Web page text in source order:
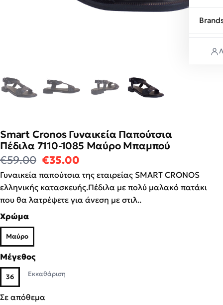
Smart Cronos Γυναικεία Παπούτσια
Πέδιλα 7110-1085 Μαύρο Μπαμπού
€59.00 Original price was: €59.00.
€35.00
Γυναικεία παπούτσια της εταιρείας SMART CRONOS
ελληνικής κατασκευής.Πέδιλα με πολύ μαλακό πατάκι
που θα λατρέψετε για άνεση με στιλ..
Χρώμα
Μαύρο
Μέγεθος
36 Εκκαθάριση
Σε απόθεμα